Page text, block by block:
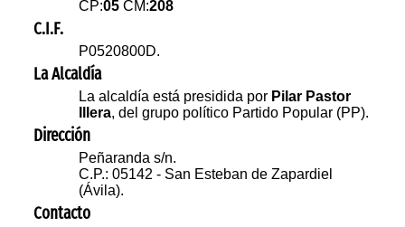
CP:05 CM:208
C.I.F.
P0520800D.
La Alcaldía
La alcaldía está presidida por Pilar Pastor
Illera, del grupo político Partido Popular (PP).
Dirección
Peñaranda s/n.
C.P.: 05142 - San Esteban de Zapardiel
(Ávila).
Contacto